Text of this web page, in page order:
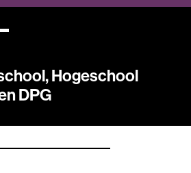
Hogeschool
DPG